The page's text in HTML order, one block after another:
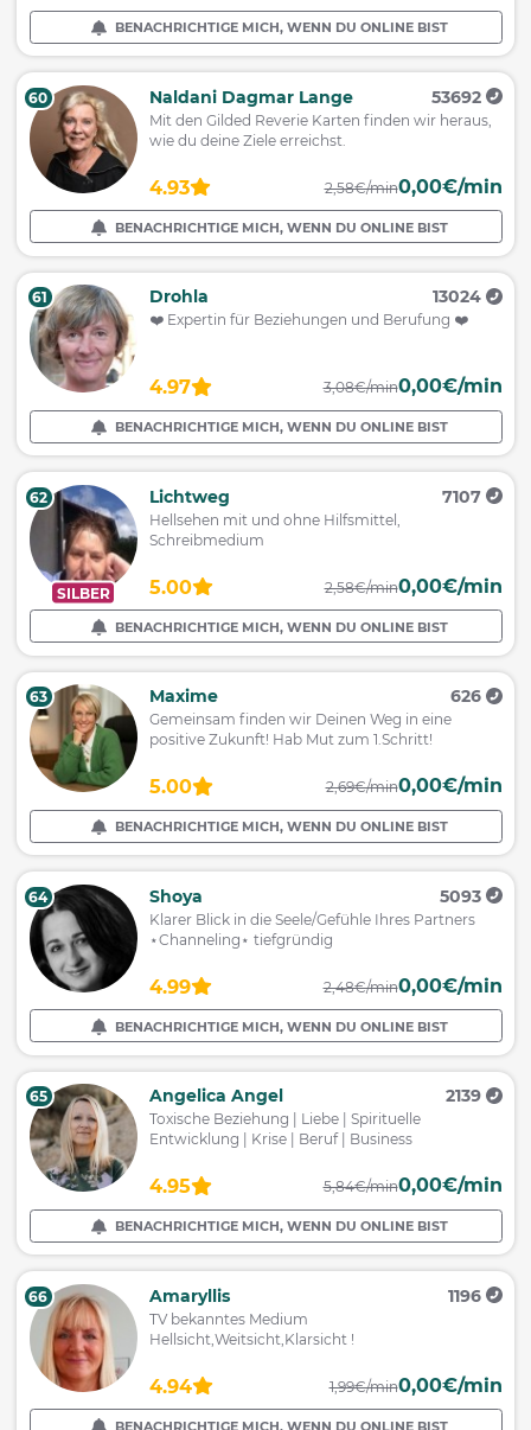
BENACHRICHTIGE MICH, WENN DU ONLINE BIST
60 Naldani Dagmar Lange 53692
Mit den Gilded Reverie Karten finden wir heraus,
wie du deine Ziele erreichst.
4.93 2,58€/min0,00€/min
BENACHRICHTIGE MICH, WENN DU ONLINE BIST
61 Drohla 13024
❤️ Expertin für Beziehungen und Berufung ❤️
4.97 3,08€/min0,00€/min
BENACHRICHTIGE MICH, WENN DU ONLINE BIST
SILBER
62 Lichtweg 7107
Hellsehen mit und ohne Hilfsmittel,
Schreibmedium
5.00 2,58€/min0,00€/min
BENACHRICHTIGE MICH, WENN DU ONLINE BIST
63 Maxime 626
Gemeinsam finden wir Deinen Weg in eine
positive Zukunft! Hab Mut zum 1.Schritt!
5.00 2,69€/min0,00€/min
BENACHRICHTIGE MICH, WENN DU ONLINE BIST
64 Shoya 5093
Klarer Blick in die Seele/Gefühle Ihres Partners
⋆Channeling⋆ tiefgründig
4.99 2,48€/min0,00€/min
BENACHRICHTIGE MICH, WENN DU ONLINE BIST
65 Angelica Angel 2139
Toxische Beziehung | Liebe | Spirituelle
Entwicklung | Krise | Beruf | Business
4.95 5,84€/min0,00€/min
BENACHRICHTIGE MICH, WENN DU ONLINE BIST
66 Amaryllis 1196
TV bekanntes Medium
Hellsicht,Weitsicht,Klarsicht !
4.94 1,99€/min0,00€/min
BENACHRICHTIGE MICH, WENN DU ONLINE BIST